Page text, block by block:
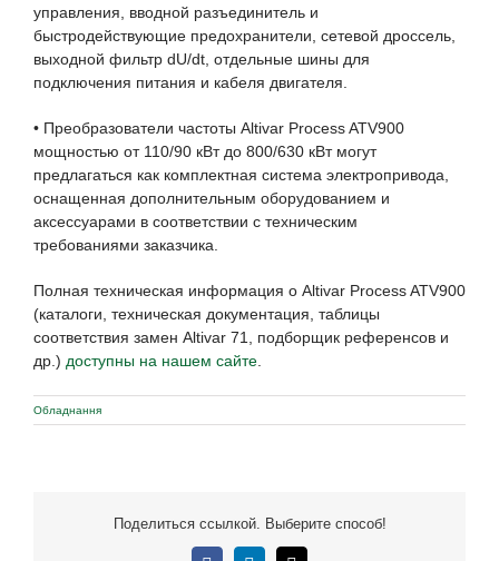
управления, вводной разъединитель и
быстродействующие предохранители, сетевой дроссель,
выходной фильтр dU/dt, отдельные шины для
подключения питания и кабеля двигателя.
• Преобразователи частоты Altivar Process ATV900
мощностью от 110/90 кВт до 800/630 кВт могут
предлагаться как комплектная система электропривода,
оснащенная дополнительным оборудованием и
аксессуарами в соответствии с техническим
требованиями заказчика.
Полная техническая информация о Altivar Process ATV900
(каталоги, техническая документация, таблицы
соответствия замен Altivar 71, подборщик референсов и
др.) доступны на нашем сайте
Обладнання
Поделиться ссылкой. Выберите способ!